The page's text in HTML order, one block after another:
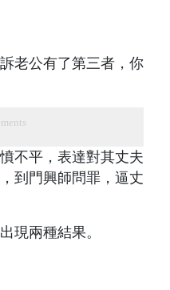
老公有了第三者，你
不平，表達對其丈夫
到門興師問罪，逼丈
現兩種結果。